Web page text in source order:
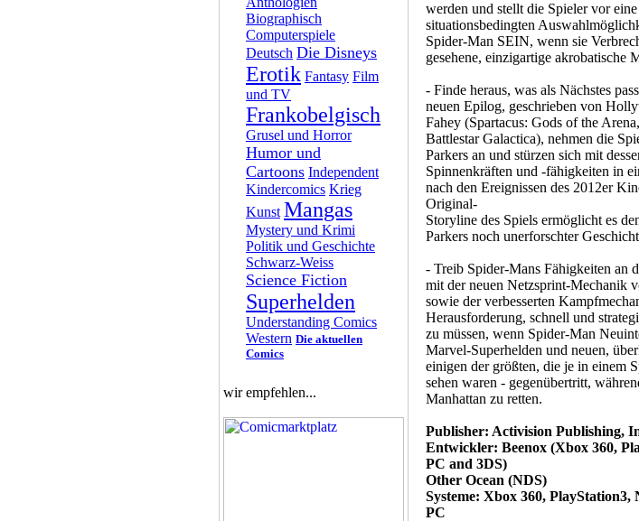
Biographisch
Computerspiele
Deutsch Die Disneys
Erotik Fantasy Film
und TV
Frankobelgisch
Grusel und Horror
Humor und
Cartoons Independent
Kindercomics Krieg
Kunst Mangas
Mystery und Krimi
Politik und Geschichte
Schwarz-Weiss
Science Fiction
Superhelden
Understanding Comics
Western Die aktuellen
Comics
wir empfehlen...
werden und stellt die Spieler vor
situationsbedingten
Spider-Man SEIN, wenn sie
gesehene, einzigartige akrobatische
- Finde heraus, was als Nächstes
neuen Epilog, geschrieben von
Fahey (Spartacus: Gods of the
Battlestar Galactica), nehmen die
Parkers an und stürzen sich mit
Spinnenkräften und -fähigkeiten in
nach den Ereignissen des 2012er
Original-
Storyline des Spiels ermöglicht es
Parkers noch unerforschter
- Treib Spider-Mans Fähigkeiten an
mit der neuen Netzsprint-Mechanik
sowie der verbesserten
Herausforderung, schnell und
zu müssen, wenn Spider-Man
Marvel-Superhelden und neuen,
einigen der größten, die je in einem
sehen waren - gegenübertritt,
Manhattan zu retten.
Publisher: Activision Publishing,
Entwickler: Beenox (Xbox 360,
PC and 3DS)
Other Ocean (NDS)
Systeme: Xbox 360,
PC